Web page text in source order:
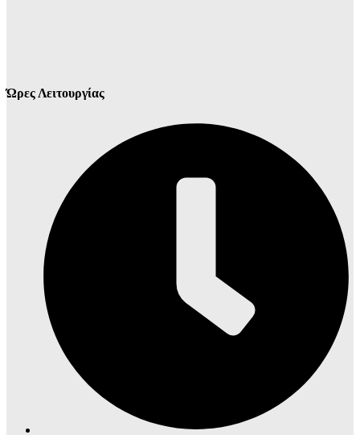
Ώρες Λειτουργίας